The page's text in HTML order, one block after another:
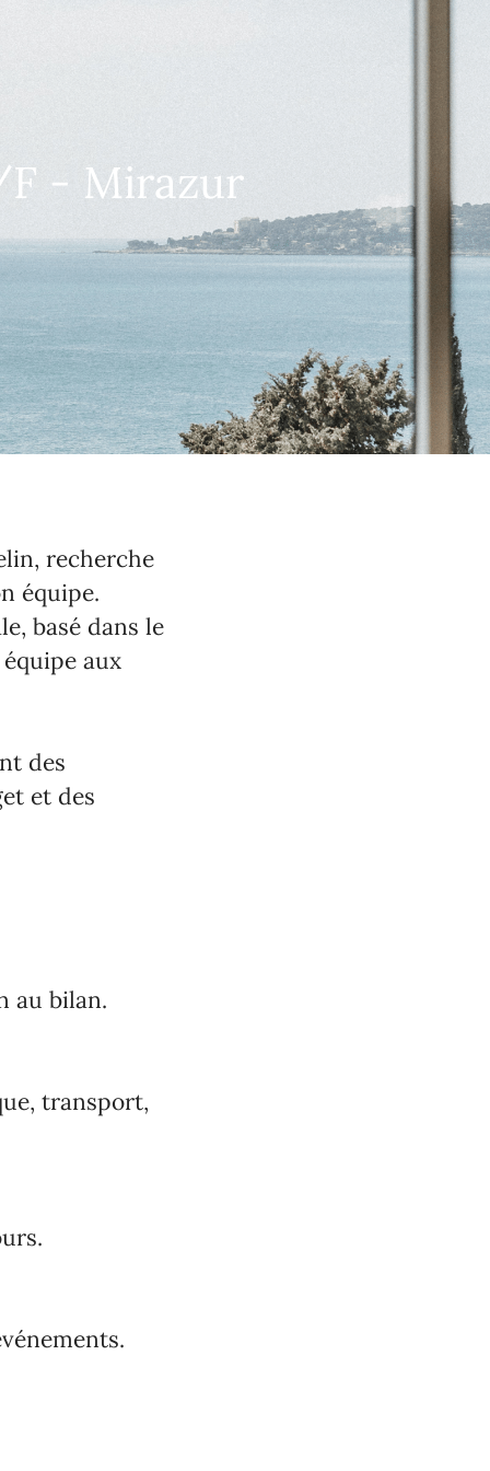
F - Mirazur
recherche
équipe.
basé dans le
aux
des
et des
au bilan.
transport,